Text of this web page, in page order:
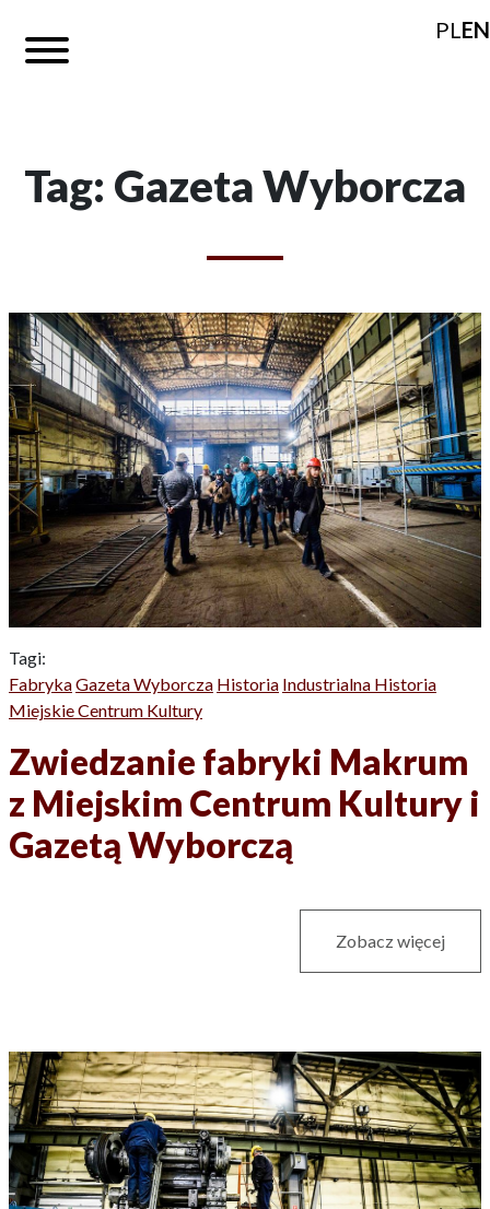
PLEN
Tag: Gazeta Wyborcza
Tagi:
FabrykaGazeta Wyborcza Historia Industrialna Historia
Miejskie Centrum Kultury
Zwiedzanie fabryki Makrum
z Miejskim Centrum Kultury i
Gazetą Wyborczą
Zobacz więcej